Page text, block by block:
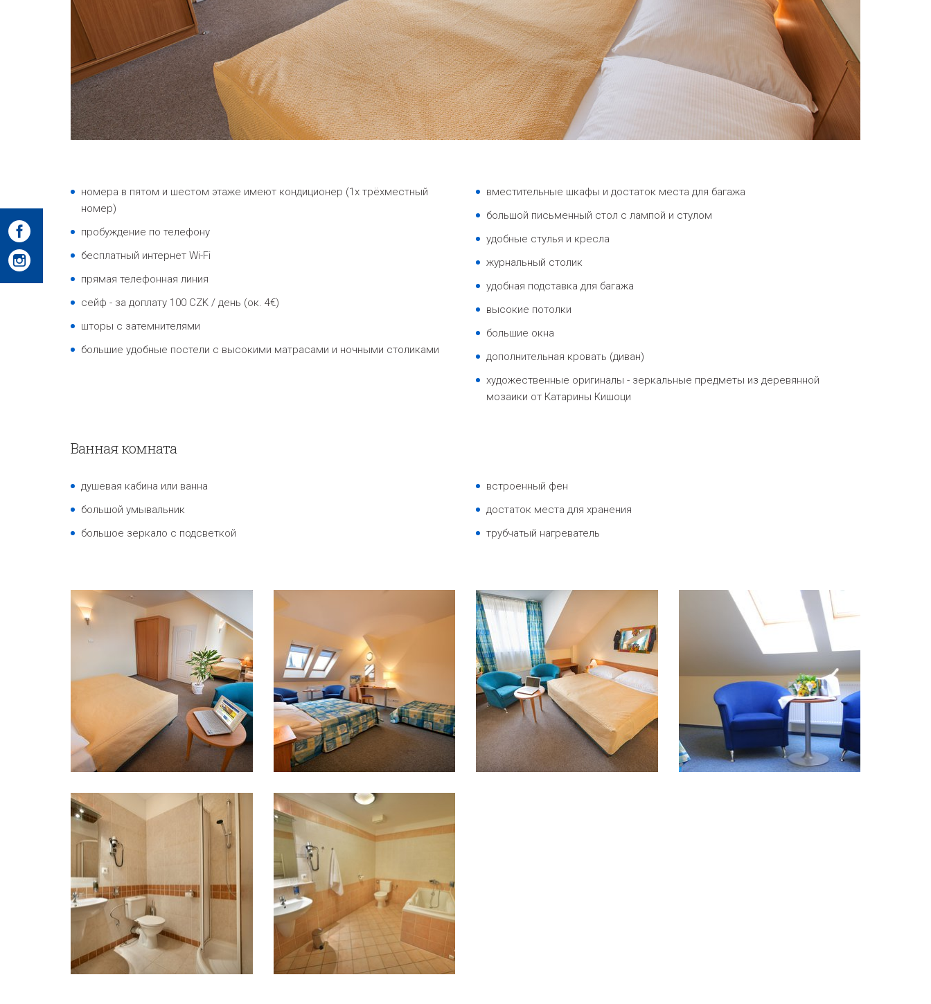
номера в пятом и шестом этаже имеют кондиционер (1x трёхместный
номер)
пробуждение по телефону
бесплатный интернет Wi-Fi
прямая телефонная линия
сейф - за доплату 100 CZK / день (ок. 4€)
шторы с затемнителями
большие удобные постели с высокими матрасами и ночными столиками
вместительные шкафы и достаток места для багажа
большой письменный стол с лампой и стулом
удобные стулья и кресла
журнальный столик
удобная подставка для багажа
высокие потолки
большие окна
дополнительная кровать (диван)
художественные оригиналы - зеркальные предметы из деревянной
мозаики от Катарины Кишоци
Ванная комната
душевая кабина или ванна
большой умывальник
большое зеркало с подсветкой
встроенный фен
достаток места для хранения
трубчатый нагреватель